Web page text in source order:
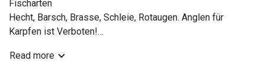
Fischarten
Hecht, Barsch, Brasse, Schleie, Rotaugen. Anglen für
Karpfen ist Verboten!
Gerät
Read more